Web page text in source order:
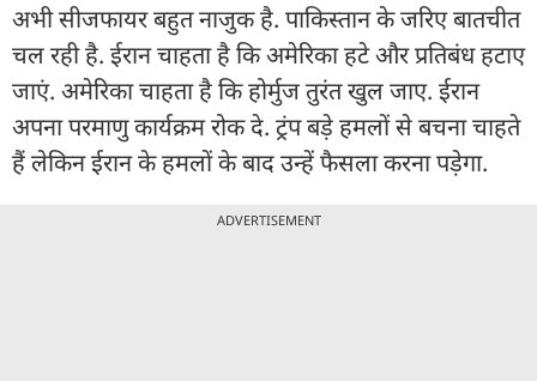
अभी सीजफायर बहुत नाजुक है. पाकिस्तान के जरिए बातचीत
चल रही है. ईरान चाहता है कि अमेरिका हटे और प्रतिबंध हटाए
जाएं. अमेरिका चाहता है कि होर्मुज तुरंत खुल जाए. ईरान
अपना परमाणु कार्यक्रम रोक दे. ट्रंप बड़े हमलों से बचना चाहते
हैं लेकिन ईरान के हमलों के बाद उन्हें फैसला करना पड़ेगा.
ADVERTISEMENT